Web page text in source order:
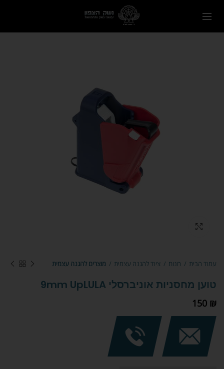
עמוד הבית חנות ציוד להגנה עצמית מוצרים להגנה עצמית
טוען מחסניות אוניברסלי 9mm UpLULA
150 ₪